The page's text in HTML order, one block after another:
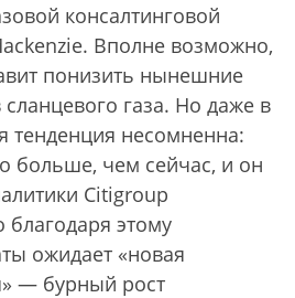
консалтинговой
Вполне возможно,
понизить нынешние
газа. Но даже в
тенденция несомненна:
больше, чем сейчас, и он
Citigroup
благодаря этому
ожидает «новая
— бурный рост